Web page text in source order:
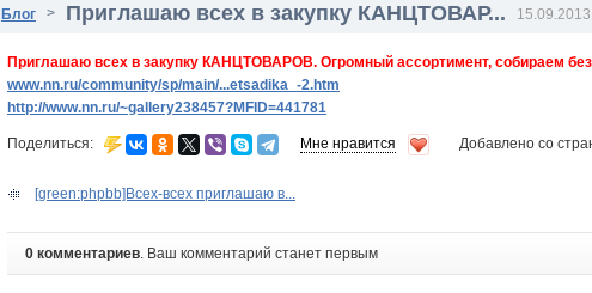
Блог > Приглашаю всех в закупку КАНЦТОВАР...
Приглашаю всех в закупку КАНЦТОВАРОВ. Огромный ассортимент, собираем
www.nn.ru/community/sp/main/...etsadika_-2.htm
http://www.nn.ru/~gallery238457?MFID=441781
Поделиться: Мне нравится Добавлено со
[green:phpbb]Всех-всех приглашаю в...
0 комментариев. Ваш комментарий станет первым